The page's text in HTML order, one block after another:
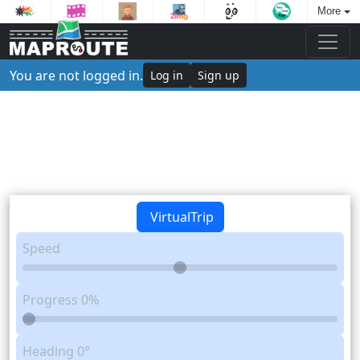
More
You are not logged in. Log in Sign up
VirtualTrip
Speed
Progress 0%
Heading 0°